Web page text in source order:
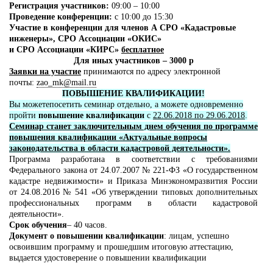
Регистрация участников: 09:00 – 10:00
Проведение конференции: с 10:00 до 15:30
Участие в конференции для членов А СРО «Кадастровые
инженеры», СРО Ассоциации «ОКИС»
и СРО Ассоциации «КИРС» бесплатное
Для иных участников – 3000 р
Заявки на участие принимаются по адресу электронной
почты: zao_mk@mail.ru
ПОВЫШЕНИЕ КВАЛИФИКАЦИИ!
Вы можетепосетить семинар отдельно, а можете одновременно
пройти повышение квалификации с 22.06.2018 по 29.06.2018
Семинар станет заключительным днем обучения по программе
повышения квалификации «Актуальные вопросы
законодательства в области кадастровой деятельности».
Программа разработана в соответствии с требованиями
Федерального закона от 24.07.2007 № 221-ФЗ «О государственном
кадастре недвижимости» и Приказа Минэкономразвития России
от 24.08.2016 № 541 «Об утверждении типовых дополнительных
профессиональных программ в области кадастровой
деятельности».
Срок обучения– 40 часов.
Документ о повышении квалификации: лицам, успешно
освоившим программу и прошедшим итоговую аттестацию,
выдается удостоверение о повышении квалификации